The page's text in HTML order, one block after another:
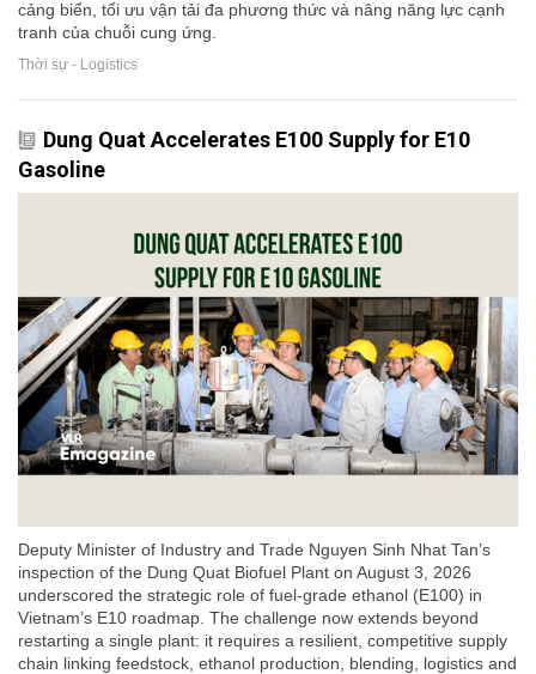
cảng biển, tối ưu vận tải đa phương thức và nâng năng lực cạnh
tranh của chuỗi cung ứng.
Thời sự - Logistics
Dung Quat Accelerates E100 Supply for E10
Gasoline
Deputy Minister of Industry and Trade Nguyen Sinh Nhat Tan’s
inspection of the Dung Quat Biofuel Plant on August 3, 2026
underscored the strategic role of fuel-grade ethanol (E100) in
Vietnam’s E10 roadmap. The challenge now extends beyond
restarting a single plant: it requires a resilient, competitive supply
chain linking feedstock, ethanol production, blending, logistics and